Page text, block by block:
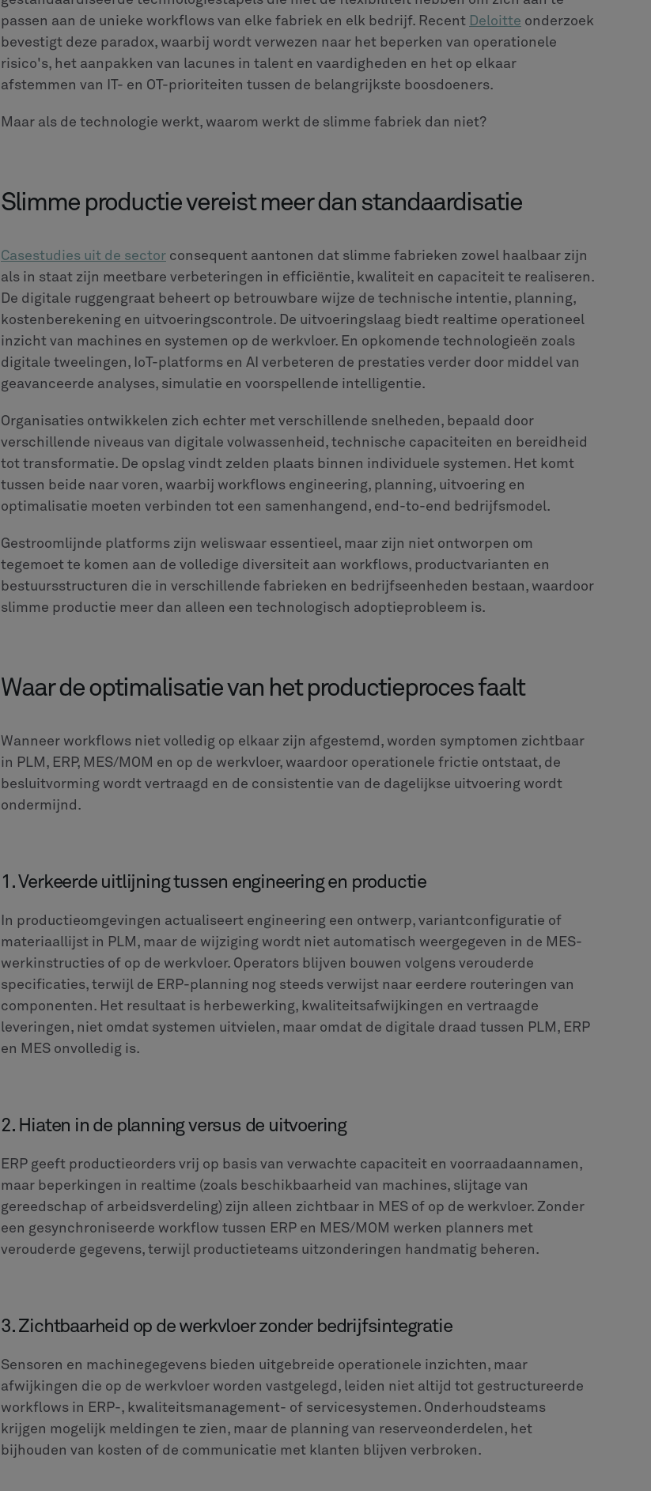
passen aan de unieke workflows van elke fabriek en elk bedrijf. Recent Deloitte onderzoek
bevestigt deze paradox, waarbij wordt verwezen naar het beperken van operationele
risico's, het aanpakken van lacunes in talent en vaardigheden en het op elkaar
afstemmen van IT- en OT-prioriteiten tussen de belangrijkste boosdoeners.
Maar als de technologie werkt, waarom werkt de slimme fabriek dan niet?
Slimme productie vereist meer dan standaardisatie
Casestudies uit de sector consequent aantonen dat slimme fabrieken zowel haalbaar zijn
als in staat zijn meetbare verbeteringen in efficiëntie, kwaliteit en capaciteit te realiseren.
De digitale ruggengraat beheert op betrouwbare wijze de technische intentie, planning,
kostenberekening en uitvoeringscontrole. De uitvoeringslaag biedt realtime operationeel
inzicht van machines en systemen op de werkvloer. En opkomende technologieën zoals
digitale tweelingen, IoT-platforms en AI verbeteren de prestaties verder door middel van
geavanceerde analyses, simulatie en voorspellende intelligentie.
Organisaties ontwikkelen zich echter met verschillende snelheden, bepaald door
verschillende niveaus van digitale volwassenheid, technische capaciteiten en bereidheid
tot transformatie. De opslag vindt zelden plaats binnen individuele systemen. Het komt
tussen beide naar voren, waarbij workflows engineering, planning, uitvoering en
optimalisatie moeten verbinden tot een samenhangend, end-to-end bedrijfsmodel.
Gestroomlijnde platforms zijn weliswaar essentieel, maar zijn niet ontworpen om
tegemoet te komen aan de volledige diversiteit aan workflows, productvarianten en
bestuursstructuren die in verschillende fabrieken en bedrijfseenheden bestaan, waardoor
slimme productie meer dan alleen een technologisch adoptieprobleem is.
Waar de optimalisatie van het productieproces faalt
Wanneer workflows niet volledig op elkaar zijn afgestemd, worden symptomen zichtbaar
in PLM, ERP, MES/MOM en op de werkvloer, waardoor operationele frictie ontstaat, de
besluitvorming wordt vertraagd en de consistentie van de dagelijkse uitvoering wordt
ondermijnd.
1. Verkeerde uitlijning tussen engineering en productie
In productieomgevingen actualiseert engineering een ontwerp, variantconfiguratie of
materiaallijst in PLM, maar de wijziging wordt niet automatisch weergegeven in de MES-
werkinstructies of op de werkvloer. Operators blijven bouwen volgens verouderde
specificaties, terwijl de ERP-planning nog steeds verwijst naar eerdere routeringen van
componenten. Het resultaat is herbewerking, kwaliteitsafwijkingen en vertraagde
leveringen, niet omdat systemen uitvielen, maar omdat de digitale draad tussen PLM, ERP
en MES onvolledig is.
2. Hiaten in de planning versus de uitvoering
ERP geeft productieorders vrij op basis van verwachte capaciteit en voorraadaannamen,
maar beperkingen in realtime (zoals beschikbaarheid van machines, slijtage van
gereedschap of arbeidsverdeling) zijn alleen zichtbaar in MES of op de werkvloer. Zonder
een gesynchroniseerde workflow tussen ERP en MES/MOM werken planners met
verouderde gegevens, terwijl productieteams uitzonderingen handmatig beheren.
3. Zichtbaarheid op de werkvloer zonder bedrijfsintegratie
Sensoren en machinegegevens bieden uitgebreide operationele inzichten, maar
afwijkingen die op de werkvloer worden vastgelegd, leiden niet altijd tot gestructureerde
workflows in ERP-, kwaliteitsmanagement- of servicesystemen. Onderhoudsteams
krijgen mogelijk meldingen te zien, maar de planning van reserveonderdelen, het
bijhouden van kosten of de communicatie met klanten blijven verbroken.